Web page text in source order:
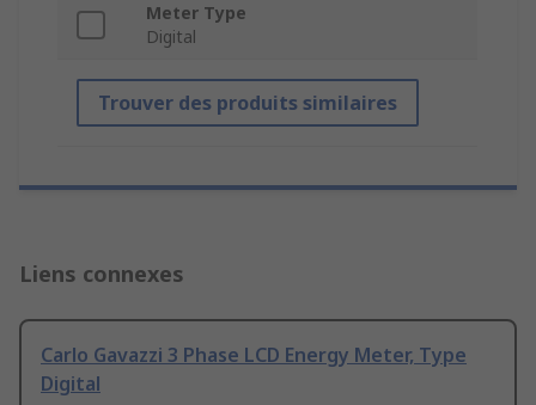
Meter Type
Digital
Trouver des produits similaires
Liens connexes
Carlo Gavazzi 3 Phase LCD Energy Meter, Type
Digital